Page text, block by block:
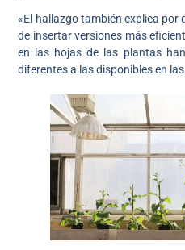
«El hallazgo también explica
de insertar versiones más
en las hojas de las plantas
diferentes a las disponibles en